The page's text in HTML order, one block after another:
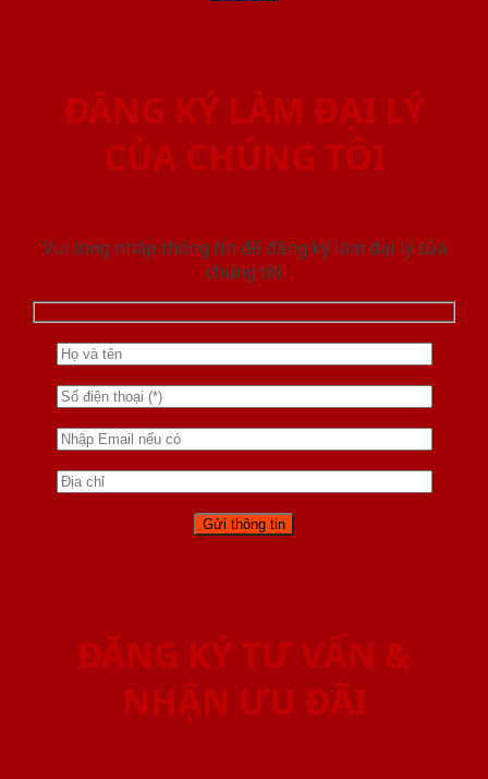
ĐĂNG KÝ LÀM ĐẠI LÝ
CỦA CHÚNG TÔI
Vui lòng nhập thông tin để đăng ký làm đại lý của
chúng tôi
ĐĂNG KÝ TƯ VẤN &
NHẬN ƯU ĐÃI